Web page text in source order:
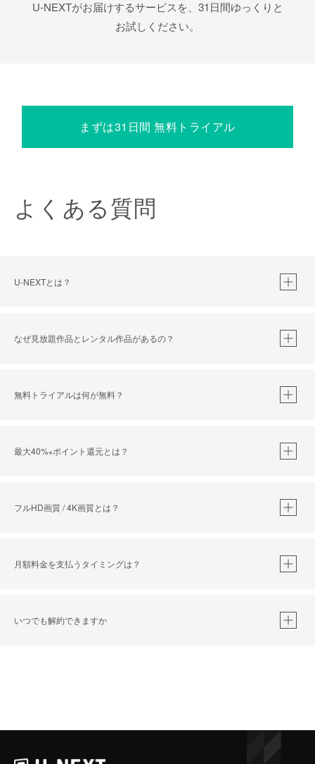
U-NEXTがお届けするサービスを、31日間ゆっくりと
お試しください。
まずは31日間 無料トライアル
よくある質問
U-NEXTとは？
なぜ見放題作品とレンタル作品があるの？
無料トライアルは何が無料？
最大40%※ポイント還元とは？
※40％ポイント還元の対象は、クレジットカード決済による作品の購入 / レンタルです。
iOSアプリのUコイン決済による作品の購入 / レンタルは、20％のポイント還元です。
フルHD画質 / 4K画質とは？
月額料金を支払うタイミングは？
いつでも解約できますか